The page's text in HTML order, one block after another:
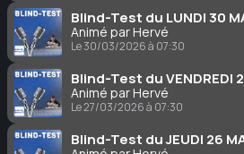
Blind-Test du LUNDI 30
Animé par Hervé
Le 30/03/2026 à 07:30
Blind-Test du VENDREDI
Animé par Hervé
Le 27/03/2026 à 07:30
Blind-Test du JEUDI 26